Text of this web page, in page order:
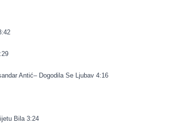
Antić– Dogodila Se Ljubav 4:16
Bila 3:24